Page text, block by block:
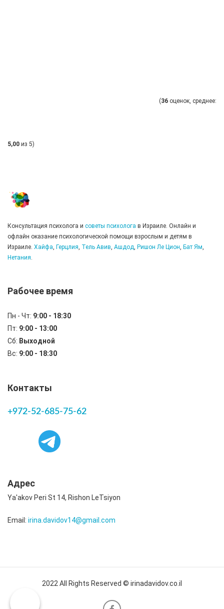
(36 оценок, среднее:
5,00 из 5)
Консультация психолога и советы психолога в Израиле. Онлайн и
офлайн оказание психологической помощи взрослым и детям в
Израиле. Хайфа, Герцлия, Тель Авив, Ашдод, Ришон Ле Цион, Бат Ям,
Нетания.
Рабочее время
Пн - Чт: 9:00 - 18:30
Пт: 9:00 - 13:00
Сб: Выходной
Вс: 9:00 - 18:30
Контакты
+972-52-685-75-62
Адрес
Ya'akov Peri St 14, Rishon LeTsiyon
Email: irina.davidov14@gmail.com
2022 All Rights Reserved © irinadavidov.co.il